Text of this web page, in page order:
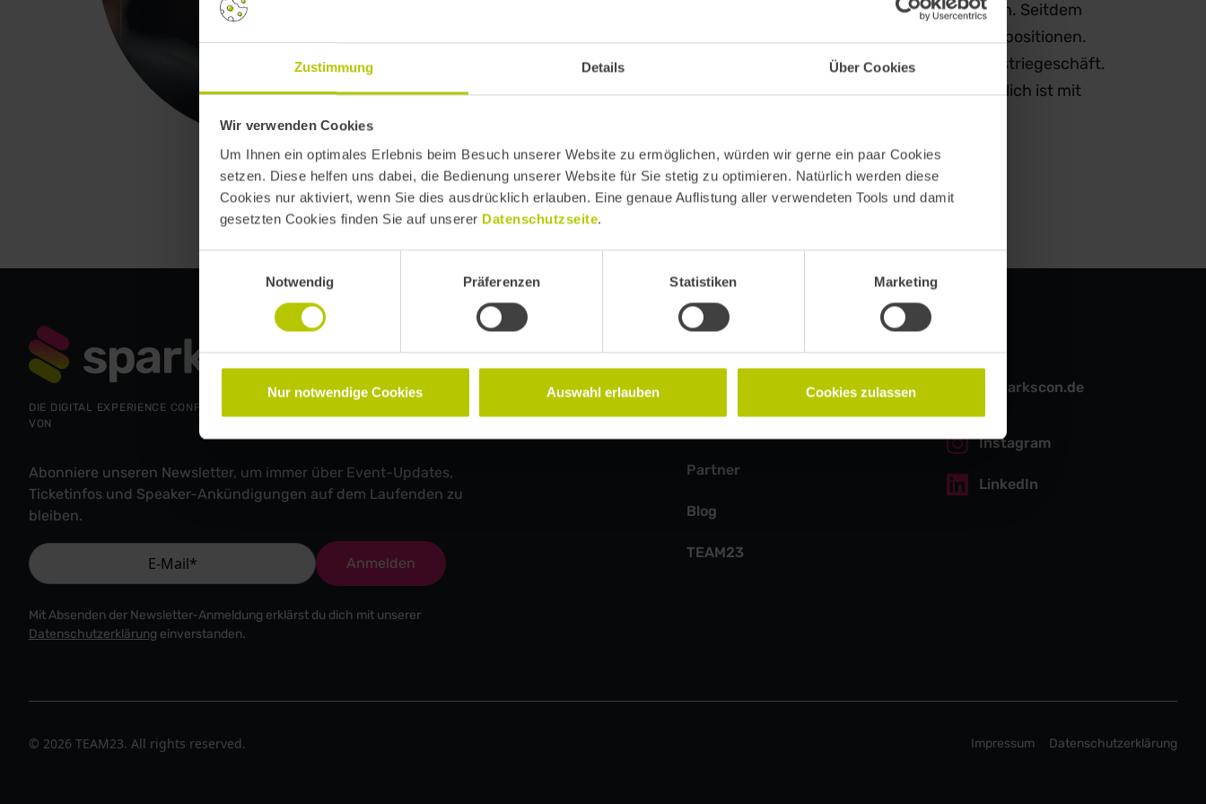
Zustimmung Details Über Cookies
Wir verwenden Cookies
Um Ihnen ein optimales Erlebnis beim Besuch unserer Website zu ermöglichen, würden wir gerne ein paar Cookies
setzen. Diese helfen uns dabei, die Bedienung unserer Website für Sie stetig zu optimieren. Natürlich werden diese
Cookies nur aktiviert, wenn Sie dies ausdrücklich erlauben. Eine genaue Auflistung aller verwendeten Tools und damit
gesetzten Cookies finden Sie auf unserer Datenschutzseite.
Notwendig
Präferenzen Statistiken Marketing
Nur notwendige Cookies Auswahl erlauben Cookies zulassen
Jan Reimann promoviert 2014 im Maschinenbau an der RWTH Aachen. Seitdem
bewegt er mit FLENDER die Welt in verschieden Fach- und Führungspositionen.
2018 übernimmt er die Verantwortung für die Digitalisierung im Industriegeschäft.
Seit 2022 zeigt er, dass die E2E Digitalisierung im Maschinenbau möglich ist mit
DIE DIGITAL EXPERIENCE CONFERENCE
VON
Abonniere unseren Newsletter, um immer über Event-Updates,
Ticketinfos und Speaker-Ankündigungen auf dem Laufenden zu
bleiben.
Anmelden
Mit Absenden der Newsletter-Anmeldung erklärst du dich mit unserer
Datenschutzerklärung einverstanden.
Partner
Blog
TEAM23
hello@sparkscon.de
Instagram
LinkedIn
© 2026 TEAM23. All rights reserved. Impressum Datenschutzerklärung